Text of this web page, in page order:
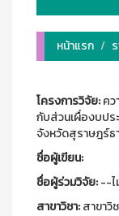
หน้าแรก
โครงการวิจัย:ค
กับส่วนเผื่องบป
จังหวัดสุราษฎร์ธ
ชื่อผู้เขียน:
ชื่อผู้ร่วมวิจัย:--ไ
สาขาวิชา:สาขาวิ